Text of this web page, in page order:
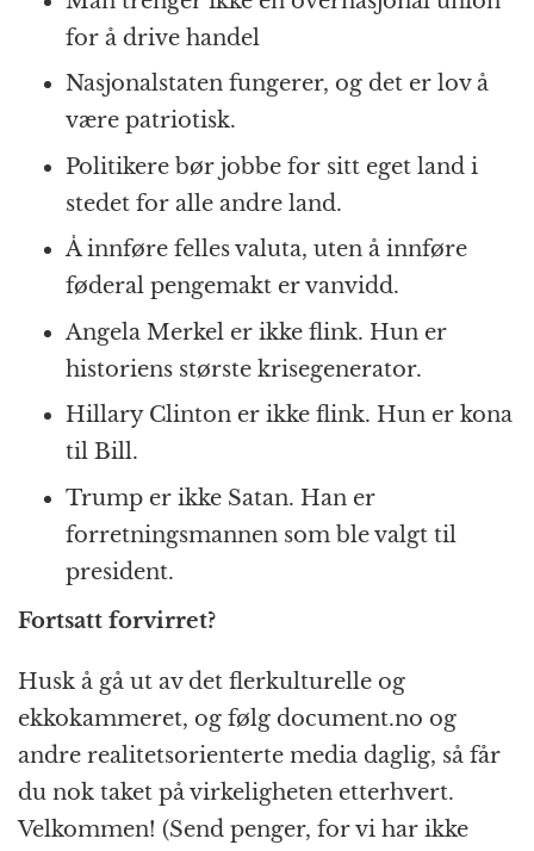
for å drive handel
Nasjonalstaten fungerer, og det er lov å
være patriotisk.
Politikere bør jobbe for sitt eget land i
stedet for alle andre land.
Å innføre felles valuta, uten å innføre
føderal pengemakt er vanvidd.
Angela Merkel er ikke flink. Hun er
historiens største krisegenerator.
Hillary Clinton er ikke flink. Hun er kona
til Bill.
Trump er ikke Satan. Han er
forretningsmannen som ble valgt til
president.
Fortsatt forvirret?
Husk å gå ut av det flerkulturelle og
ekkokammeret, og følg document.no og
andre realitetsorienterte media daglig, så får
du nok taket på virkeligheten etterhvert.
Velkommen! (Send penger, for vi har ikke